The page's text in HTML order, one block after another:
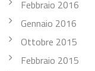
Febbraio 2016
Gennaio 2016
Ottobre 2015
Febbraio 2015